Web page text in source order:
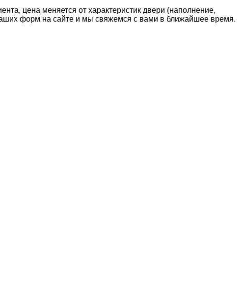
цена меняется от характеристик двери (наполнение,
форм на сайте и мы свяжемся с вами в ближайшее время.